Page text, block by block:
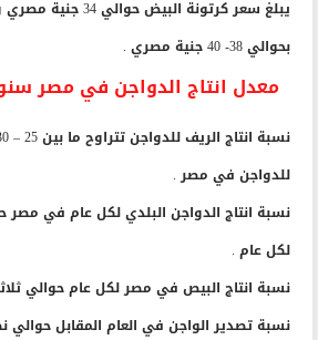
يبلغ سعر كرتونة
بحوالي 38- 40 جنية مصري .
معدل انتاج الدواجن في مصر
للدواجن في مصر .
لكل عام .
نسبة انتاج البيص في مصر لكل عام حوالي
نسبة تصدير الواجن في العام المقابل